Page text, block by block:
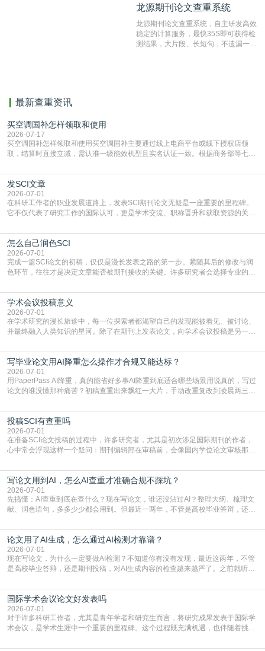
编辑部检测来稿和已发表的文献,检测
测时注意填写第一作者,才能排除已发
表文献复制比。（限制字符数1万）
龙源期刊论文查重系统
龙源期刊论文查重系统，自主研发高效
稳定的计算服务，最快35S即可获得检
测结果，大片段、长短句，不遗漏一处
最新查重资讯
买空调国补怎样领取和使用
2026-07-17
买空调国补怎样领取和使用买空调国补主要通过线上电商平台或线下授权店领
取，结算时直接立减‌，需认准一级能效机型且实名认证一致。根据商务部等七部
能领到补贴首选‌京东APP‌搜索专属口令(如【家电补贴1637】、【国补立省
4949】等，口令会随活动更新，以页面显示为准)进入补贴专场。淘宝/天猫也可
复制粘贴【8$FKFGgJq
发SCI文章
2026-07-01
在科研工作者的职业发展道路上，发表SCI期刊论文无疑是一座重要的里程碑。
它不仅代表了研究工作的国际认可，更是学术交流、职称晋升和获取资源的关键
战与困惑。从选题立意到投稿回应，每一步都需要精心的策略与扎实的工作。本
篇AEIC学术交流中心小编就为大家介绍“发SCI文章”。一、精准定位是成功的第
一步发表SCI文章，首要解决的问题是“投
怎么自己润色SCI
2026-07-01
完成一篇SCI论文的初稿，仅仅是漫长发表之路的第一步。紧随其后的修改与润
色环节，往往才是决定文章能否被期刊接收的关键。许多研究者会选择专业的语
质量，更能在此过程中深化对学术写作的理解。如何系统、高效地打磨自己的论
文，使其在语言和学术表达上更符合国际期刊的要求，是每位研究者值得投入学
习的技能。本篇AEIC学术交流中心小编就为大家介
学术会议投稿意义
2026-07-01
在学术研究的漫长旅途中，每一位探索者都渴望自己的发现能被看见、被讨论、
并最终融入人类知识的星河。除了在期刊上发表论文，向学术会议投稿是另一个
广阔学术天地的大门，连接着个体研究与社会网络。本篇AEIC学术交流中心小编
就为大家介绍“学术会议投稿意义”。一、加速研究成果的传播与反馈学术会议通
常具有周期短、时效性强的特点。相比期刊漫长的
写毕业论文用AI降重怎么操作才合规又能达标？
2026-07-01
用PaperPass AI降重，真的能省好多事AI降重到底适合哪些场景用说真的，写过
论文的谁没懂那种痛苦？初稿查重出来飘红一大片，手动改重复改到凌晨两三
到秃头。这时候靠谱的AI降重真的就是救命稻草，选对工具，半天就能搞定你两
三天都做不完的事。不是所有人都需要用AI降重，但如果你符合下面这些场景，
真的可以试试：初稿写完重复率远超要
投稿SCI有查重吗
2026-07-01
在准备SCI论文投稿的过程中，许多研究者，尤其是初次涉足国际期刊的作者，
心中常会浮现这样一个疑问：期刊编辑部在审稿前，会像国内学位论文审核那
论文的初审通过率。实际上，SCI期刊对重复内容的审查是严谨投稿流程中不可
或缺的一环。本篇AEIC学术交流中心小编就为大家介绍“投稿SCI有查重吗”。
一、查重是标准流程答案是明确的：绝大多数S
写论文用到AI，怎么AI查重才准确合规不踩坑？
2026-07-01
先搞懂：AI查重到底在查什么？现在写论文，谁还没沾过AI？整理大纲、梳理文
献、润色语句，多多少少都会用到。但最近一两年，不管是高校毕业答辩，还是
须加做AI查重。很多人分不清，AI查重和普通查重到底有啥区别？这里说透：普
通查重查的是你的文字和已公开文献的重复比例，防的是抄袭；AI查重查的是你
的内容里，有多少是AI生成的，防的是过
论文用了AI生成，怎么通过AI检测才靠谱？
2026-07-01
现在写论文，为什么一定要做AI检测？不知道你有没有发现，最近这两年，不管
是高校毕业答辩，还是期刊投稿，对AI生成内容的检查越来越严了。之前就听身
要求修改，还差点被判定学术不规范，真的太冤了。现在国内多数高校和核心期
刊，都已经明确出台了相关规定：如果使用AI生成内容辅助写作，必须明确标
注，未标注的AI生成内容会被认定为不符合学
国际学术会议论文好发表吗
2026-07-01
对于许多科研工作者，尤其是青年学者和研究生而言，将研究成果发表于国际学
术会议，是学术生涯中一个重要的里程碑。这个过程既充满机遇，也伴随着挑
疑问：国际学术会议论文到底好不好发表？其价值和难度究竟如何衡量。本篇